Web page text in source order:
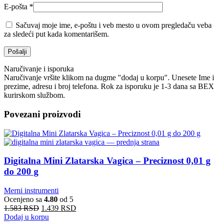
E-pošta *
Sačuvaj moje ime, e-poštu i veb mesto u ovom pregledaču veba
za sledeći put kada komentarišem.
Naručivanje i isporuka
Naručivanje vršite klikom na dugme "dodaj u korpu". Unesete Ime i
prezime, adresu i broj telefona. Rok za isporuku je 1-3 dana sa BEX
kurirskom službom.
Povezani proizvodi
Digitalna Mini Zlatarska Vagica – Preciznost 0,01 g
do 200 g
Merni instrumenti
Ocenjeno sa 4.80 od 5
1.583RSD 1.439 RSD
Dodaj u korpu